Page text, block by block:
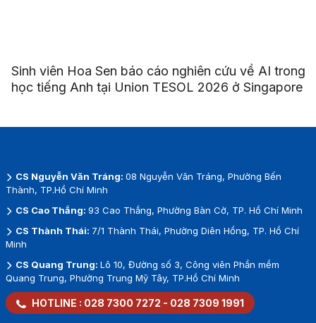
Sinh viên Hoa Sen báo cáo nghiên cứu về AI trong
học tiếng Anh tại Union TESOL 2026 ở Singapore
CS Nguyễn Văn Tráng: 08 Nguyễn Văn Tráng, Phường Bến
Thành, TP.Hồ Chí Minh
CS Cao Thắng: 93 Cao Thắng, Phường Bàn Cờ, TP. Hồ Chí Minh
CS Thành Thái: 7/1 Thành Thái, Phường Diên Hồng, TP. Hồ Chí
Minh
CS Quang Trung: Lô 10, Đường số 3, Công viên Phần mềm
Quang Trung, Phường Trung Mỹ Tây, TP.Hồ Chí Minh
HOTLINE : 028 7300 7272 - 028 7309 1991